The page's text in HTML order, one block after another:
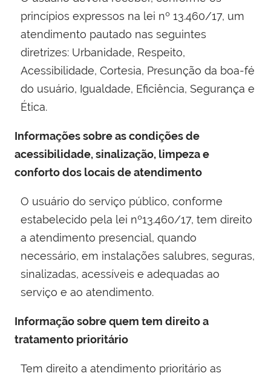
princípios expressos na lei nº 13.460/17, um
atendimento pautado nas seguintes
diretrizes: Urbanidade, Respeito,
Acessibilidade, Cortesia, Presunção da boa-fé
do usuário, Igualdade, Eficiência, Segurança e
Ética.
Informações sobre as condições de
acessibilidade, sinalização, limpeza e
conforto dos locais de atendimento
O usuário do serviço público, conforme
estabelecido pela lei nº13.460/17, tem direito
a atendimento presencial, quando
necessário, em instalações salubres, seguras,
sinalizadas, acessíveis e adequadas ao
serviço e ao atendimento.
Informação sobre quem tem direito a
tratamento prioritário
Tem direito a atendimento prioritário as